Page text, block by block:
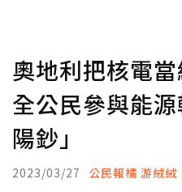
奧地利把核電
全公民參與能
陽鈔」
2023/03/27 公民報橘 游絨絨